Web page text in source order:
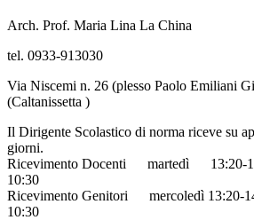
Arch. Prof. Maria Lina La China
tel. 0933-913030
Via Niscemi n. 26 (plesso Paolo Emiliani
(Caltanissetta )
Il Dirigente Scolastico di norma riceve su
giorni.
Ricevimento Docenti
martedì
10:30
Ricevimento Genitori
mercoledì
10:30